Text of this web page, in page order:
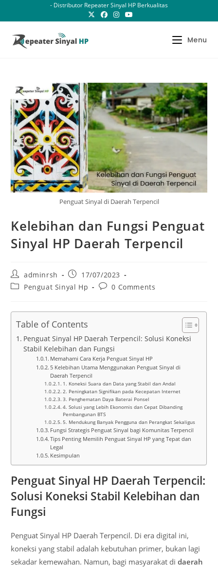
- Distributor Repeater Sinyal HP Berkualitas
Menu
Penguat Sinyal di Daerah Terpencil
Kelebihan dan Fungsi Penguat
Sinyal HP Daerah Terpencil
Post
author:
adminrsh
Post
published:
17/07/2023
PostPenguat Sinyal Hp
Post0 Comments
Table of Contents
Penguat Sinyal HP Daerah Terpencil: Solusi Koneksi
Stabil Kelebihan dan Fungsi
Memahami Cara Kerja Penguat Sinyal HP
5 Kelebihan Utama Menggunakan Penguat Sinyal di
Daerah Terpencil
1. Koneksi Suara dan Data yang Stabil dan Andal
2. Peningkatan Signifikan pada Kecepatan Internet
3. Penghematan Daya Baterai Ponsel
4. Solusi yang Lebih Ekonomis dan Cepat Dibanding
Pembangunan BTS
5. Mendukung Banyak Pengguna dan Perangkat Sekaligus
Fungsi Strategis Penguat Sinyal bagi Komunitas Terpencil
Tips Penting Memilih Penguat Sinyal HP yang Tepat dan
Legal
Kesimpulan
Penguat Sinyal HP Daerah Terpencil:
Solusi Koneksi Stabil Kelebihan dan
Fungsi
Penguat Sinyal HP Daerah Terpencil. Di era digital ini,
koneksi yang stabil adalah kebutuhan primer, bukan lagi
sekadar kemewahan. Namun, bagi masyarakat didaerah